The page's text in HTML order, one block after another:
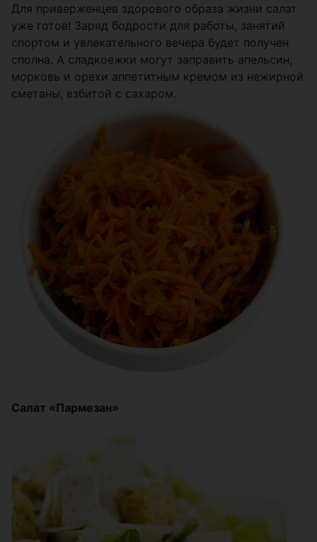
Для приверженцев здорового образа жизни салат
уже готов! Заряд бодрости для работы, занятий
спортом и увлекательного вечера будет получен
сполна. А сладкоежки могут заправить апельсин,
морковь и орехи аппетитным кремом из нежирной
сметаны, взбитой с сахаром.
Салат «Пармезан»